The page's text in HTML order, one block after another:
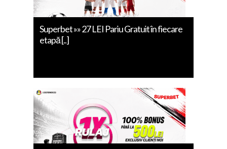
Superbet »» 27 LEI Pariu Gratuit în fiecare
etapă [..]